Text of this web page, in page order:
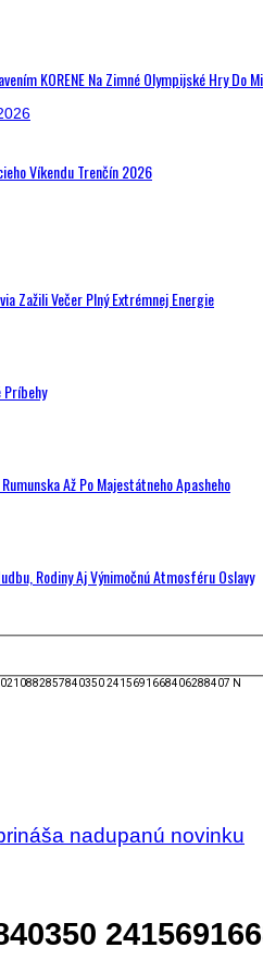
KORENE Na Zimné Olympijské Hry Do
Víkendu Trenčín 2026
Zažili Večer Plný Extrémnej Energie
Príbehy
Až Po Majestátneho Apasheho
Rodiny Aj Výnimočnú Atmosféru Oslavy
2415691668406288407 N
nadupanú novinku